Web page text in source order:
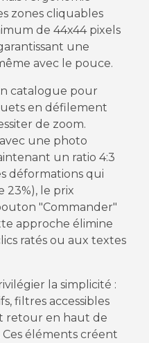
zones cliquables
de 44x44 pixels
une
avec le pouce.
catalogue pour
en défilement
de zoom.
une photo
un ratio 4:3
déformations qui
23%), le prix
"Commander"
approche élimine
ratés ou aux textes
la simplicité :
filtres accessibles
retour en haut de
éléments créent